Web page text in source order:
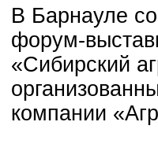
В Барнауле
форум-
«Сибирский
компании